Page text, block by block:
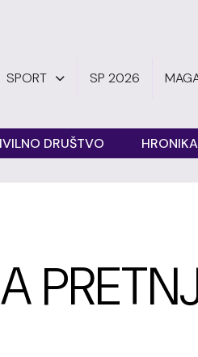
SPORT SP 2026
DRUŠTVO HRONIKA